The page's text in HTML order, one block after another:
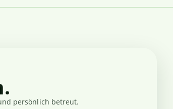
persönlich betreut.